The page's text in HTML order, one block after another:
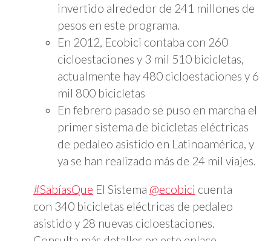
invertido alrededor de 241 millones de
pesos en este programa.
En 2012, Ecobici contaba con 260
cicloestaciones y 3 mil 510 bicicletas,
actualmente hay 480 cicloestaciones y 6
mil 800 bicicletas
En febrero pasado se puso en marcha el
primer sistema de bicicletas eléctricas
de pedaleo asistido en Latinoamérica, y
ya se han realizado más de 24 mil viajes.
#SabíasQue El Sistema @ecobici cuenta
con 340 bicicletas eléctricas de pedaleo
asistido y 28 nuevas cicloestaciones.